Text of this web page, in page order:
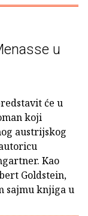
u
će u
koji
austrijskog
Kao
Goldstein,
sajmu knjiga u